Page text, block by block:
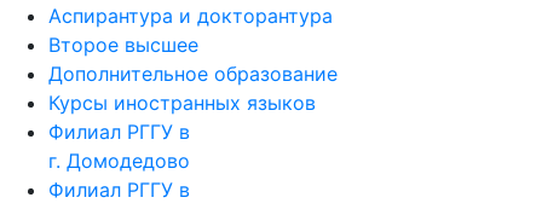
Аспирантура и докторантура
Второе высшее
Дополнительное образование
Курсы иностранных языков
Филиал РГГУ в
г. Домодедово
Филиал РГГУ в